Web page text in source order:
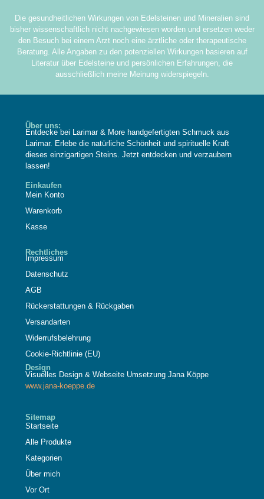
Die gesundheitlichen Wirkungen von Edelsteinen und Mineralien sind
bisher wissenschaftlich nicht nachgewiesen worden und ersetzen weder
den Besuch bei einem Arzt noch eine ärztliche oder therapeutische
Beratung. Alle Angaben zu den potenziellen Wirkungen basieren auf
Literatur über Edelsteine und persönlichen Erfahrungen, die
ausschließlich meine Meinung widerspiegeln.
Über uns:
Entdecke bei Larimar & More handgefertigten Schmuck aus
Larimar. Erlebe die natürliche Schönheit und spirituelle Kraft
dieses einzigartigen Steins. Jetzt entdecken und verzaubern
lassen!
Einkaufen
Mein Konto
Warenkorb
Kasse
Rechtliches
Impressum
Datenschutz
AGB
Rückerstattungen & Rückgaben
Versandarten
Widerrufsbelehrung
Cookie-Richtlinie (EU)
Design
Visuelles Design & Webseite Umsetzung Jana Köppe
www.jana-koeppe.de
Sitemap
Startseite
Alle Produkte
Kategorien
Über mich
Vor Ort